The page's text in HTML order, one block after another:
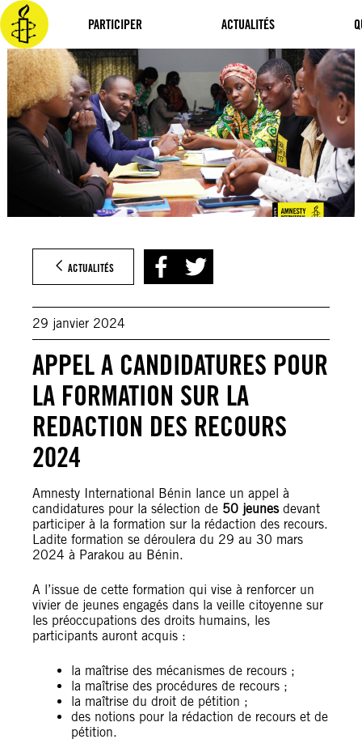
PARTICIPER ACTUALITÉS
Aller
au
contenu
ACTUALITÉS
29 janvier 2024
APPEL A CANDIDATURES POUR
LA FORMATION SUR LA
REDACTION DES RECOURS
2024
Amnesty International Bénin lance un appel à
candidatures pour la sélection de 50 jeunesdevant
participer à la formation sur la rédaction des recours.
Ladite formation se déroulera du 29 au 30 mars
2024 à Parakou au Bénin.
A l’issue de cette formation qui vise à renforcer un
vivier de jeunes engagés dans la veille citoyenne sur
les préoccupations des droits humains, les
participants auront acquis :
la maîtrise des mécanismes de recours ;
la maîtrise des procédures de recours ;
la maîtrise du droit de pétition ;
des notions pour la rédaction de recours et de
pétition.